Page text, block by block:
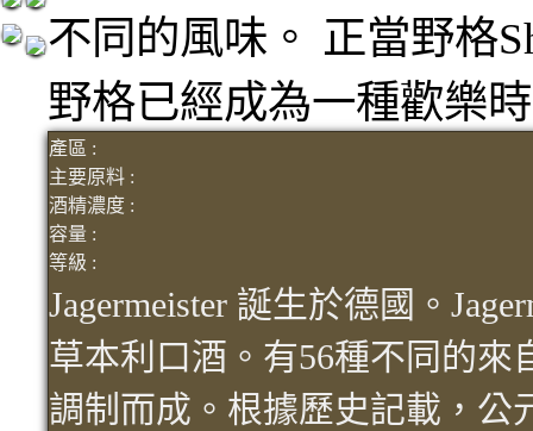
不同的風味。 正當野格
野格已經成為一種歡樂
產區 :
主要原料 :
酒精濃度 :
容量 :
等級 :
Jagermeister 誕生於德國。
草本利口酒。有56種不同的來
調制而成。根據歷史記載，公